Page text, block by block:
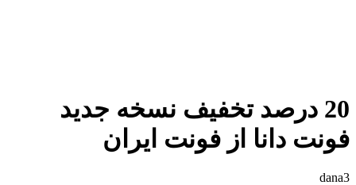
20 درصد تخفیف نسخه جدید
فونت دانا از فونت ایران
dana3